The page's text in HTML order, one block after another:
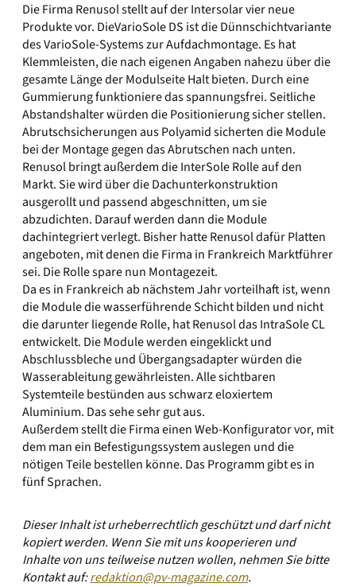
Die Firma Renusol stellt auf der Intersolar vier neue
Produkte vor. DieVarioSole DS ist die Dünnschichtvariante
des VarioSole-Systems zur Aufdachmontage. Es hat
Klemmleisten, die nach eigenen Angaben nahezu über die
gesamte Länge der Modulseite Halt bieten. Durch eine
Gummierung funktioniere das spannungsfrei. Seitliche
Abstandshalter würden die Positionierung sicher stellen.
Abrutschsicherungen aus Polyamid sicherten die Module
bei der Montage gegen das Abrutschen nach unten.
Renusol bringt außerdem die InterSole Rolle auf den
Markt. Sie wird über die Dachunterkonstruktion
ausgerollt und passend abgeschnitten, um sie
abzudichten. Darauf werden dann die Module
dachintegriert verlegt. Bisher hatte Renusol dafür Platten
angeboten, mit denen die Firma in Frankreich Marktführer
sei. Die Rolle spare nun Montagezeit.
Da es in Frankreich ab nächstem Jahr vorteilhaft ist, wenn
die Module die wasserführende Schicht bilden und nicht
die darunter liegende Rolle, hat Renusol das IntraSole CL
entwickelt. Die Module werden eingeklickt und
Abschlussbleche und Übergangsadapter würden die
Wasserableitung gewährleisten. Alle sichtbaren
Systemteile bestünden aus schwarz eloxiertem
Aluminium. Das sehe sehr gut aus.
Außerdem stellt die Firma einen Web-Konfigurator vor, mit
dem man ein Befestigungssystem auslegen und die
nötigen Teile bestellen könne. Das Programm gibt es in
fünf Sprachen.
Dieser Inhalt ist urheberrechtlich geschützt und darf nicht
kopiert werden. Wenn Sie mit uns kooperieren und
Inhalte von uns teilweise nutzen wollen, nehmen Sie bitte
Kontakt auf:redaktion@pv-magazine.com.